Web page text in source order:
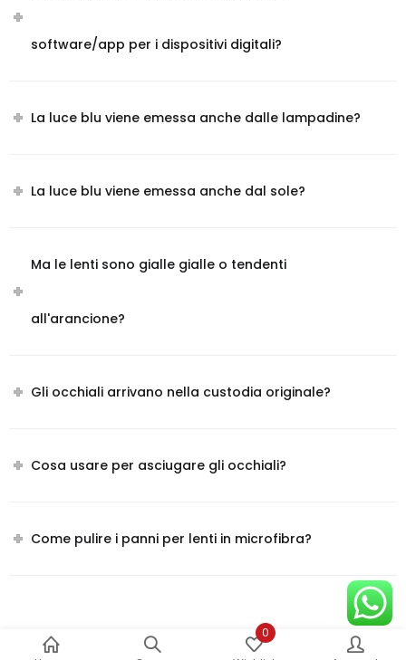
0
software/app per i dispositivi digitali?
La luce blu viene emessa anche dalle lampadine?
La luce blu viene emessa anche dal sole?
Ma le lenti sono gialle gialle o tendenti
all'arancione?
Gli occhiali arrivano nella custodia originale?
Cosa usare per asciugare gli occhiali?
Come pulire i panni per lenti in microfibra?